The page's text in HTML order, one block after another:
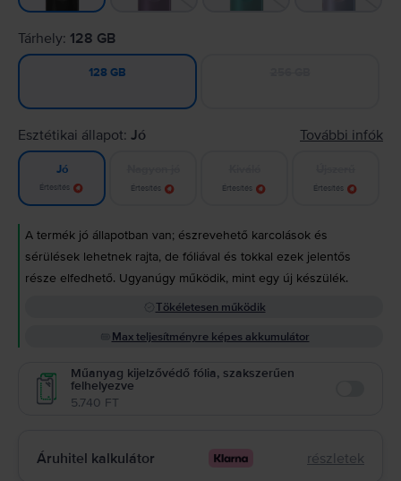
Tárhely: 128 GB
128 GB
Esztétikai állapot: Jó További infók
Jó
Értesítés Értesítés Értesítés Értesítés
A termék jó állapotban van; észrevehető karcolások és
sérülések lehetnek rajta, de fóliával és tokkal ezek jelentős
része elfedhető. Ugyanúgy működik, mint egy új készülék.
Tökéletesen működik
Max teljesítményre képes akkumulátor
Műanyag kijelzővédő fólia, szakszerűen
felhelyezve
5.740 FT
Áruhitel kalkulátor részletek